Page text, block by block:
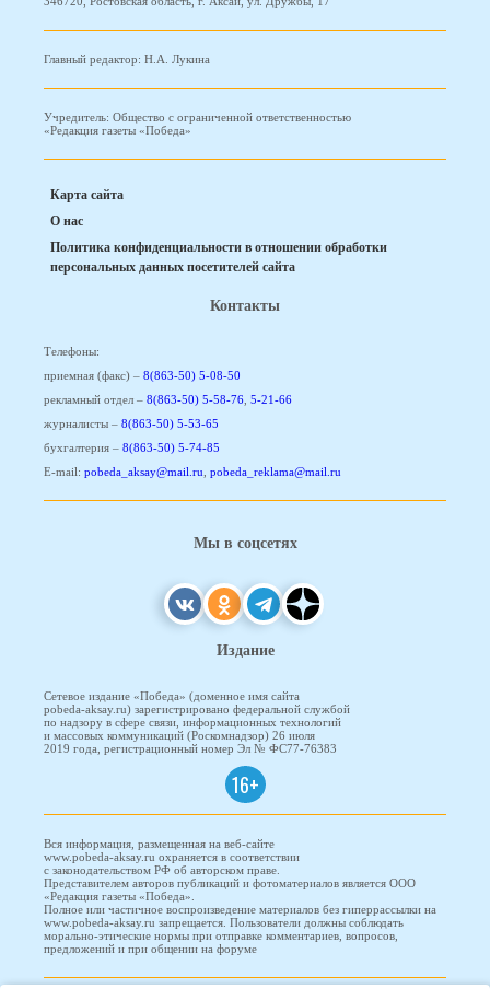
Главный редактор: Н.А. Лукина
Учредитель: Общество с ограниченной ответственностью
«Редакция газеты «Победа»
Карта сайта
О нас
Политика конфиденциальности в отношении обработки
персональных данных посетителей сайта
Контакты
Телефоны:
приемная (факс) – 8(863-50) 5-08-50
рекламный отдел – 8(863-50) 5-58-76, 5-21-66
журналисты – 8(863-50) 5-53-65
бухгалтерия – 8(863-50) 5-74-85
E-mail: pobeda_aksay@mail.ru, pobeda_reklama@mail.ru
Мы в соцсетях
Издание
Сетевое издание «Победа» (доменное имя сайта
pobeda-aksay.ru) зарегистрировано федеральной службой
по надзору в сфере связи, информационных технологий
и массовых коммуникаций (Роскомнадзор) 26 июля
2019 года, регистрационный номер Эл № ФС77-76383
16+
Вся информация, размещенная на веб-сайте
www.pobeda-aksay.ru охраняется в соответствии
с законодательством РФ об авторском праве.
Представителем авторов публикаций и фотоматериалов является ООО
«Редакция газеты «Победа».
Полное или частичное воспроизведение материалов без гиперрассылки на
www.pobeda-aksay.ru запрещается. Пользователи должны соблюдать
морально-этические нормы при отправке комментариев, вопросов,
предложений и при общении на форуме